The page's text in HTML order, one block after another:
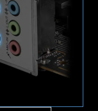
PCI-E 5.0 訊號。